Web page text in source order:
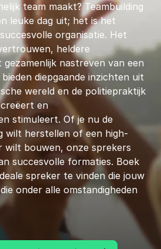
team maakt? Teambuilding
leuke dag uit; het is het
organisatie. Het
heldere
nastreven van een
diepgaande inzichten uit
wereld en de politiepraktijk
en
stimuleert. Of je nu de
wilt herstellen of een high-
bouwen, onze sprekers
succesvolle formaties. Boek
spreker te vinden die jouw
onder alle omstandigheden